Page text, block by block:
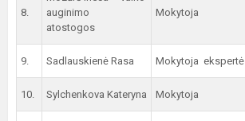
8.
auginimo
atostogos
Mokytoja
9. Sadlauskienė Rasa Mokytoja ekspertė
10. Sylchenkova Kateryna Mokytoja